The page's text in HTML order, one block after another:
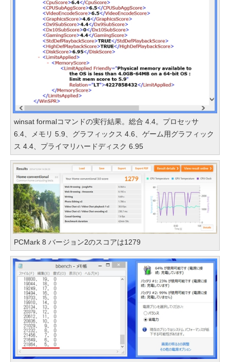
winsat formalコマンドの実行結果。総合 4.4。プロセッサ
6.4、メモリ 5.9、グラフィックス 4.6、ゲーム用グラフィック
ス 4.4、プライマリハードディスク 6.95
PCMark 8 バージョン2のスコアは1279